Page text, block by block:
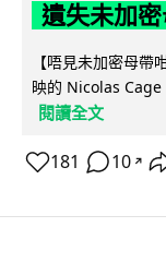
遺失未加
【唔見未加密母
映的 Nicolas
閱讀全文
181 10 ↗